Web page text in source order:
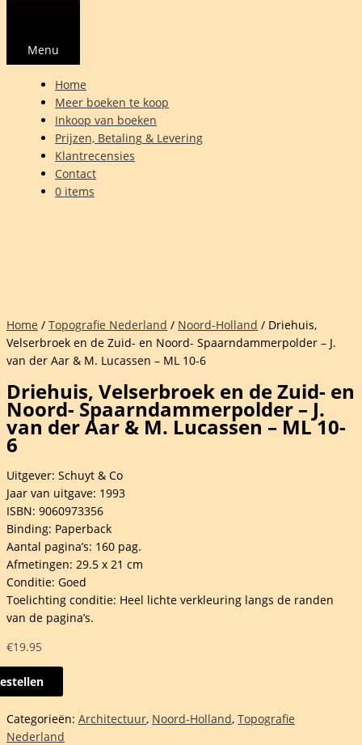
Menu
Home
Meer boeken te koop
Inkoop van boeken
Prijzen, Betaling & Levering
Klantrecensies
Contact
0 items
Home / Topografie Nederland / Noord-Holland / Driehuis,
Velserbroek en de Zuid- en Noord- Spaarndammerpolder – J.
van der Aar & M. Lucassen – ML 10-6
Driehuis, Velserbroek en de Zuid- en
Noord- Spaarndammerpolder – J.
van der Aar & M. Lucassen – ML 10-
6
Uitgever: Schuyt & Co
Jaar van uitgave: 1993
ISBN: 9060973356
Binding: Paperback
Aantal pagina’s: 160 pag.
Afmetingen: 29.5 x 21 cm
Conditie: Goed
Toelichting conditie: Heel lichte verkleuring langs de randen
van de pagina’s.
€19.95
Categorieën: Architectuur, Noord-Holland, Topografie
Nederland